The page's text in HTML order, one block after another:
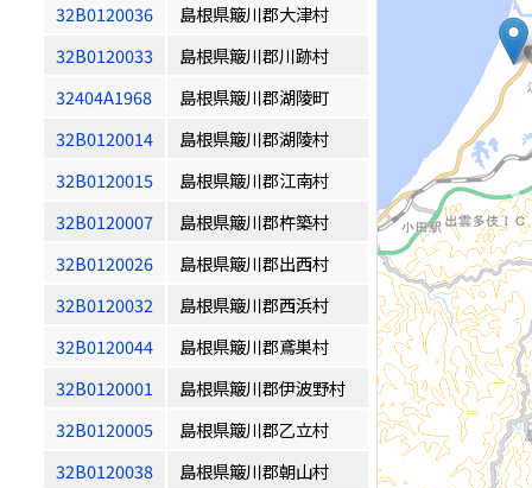
32B0120036
島根県簸川郡大津村
32B0120033
島根県簸川郡川跡村
32404A1968
島根県簸川郡湖陵町
32B0120014
島根県簸川郡湖陵村
32B0120015
島根県簸川郡江南村
32B0120007
島根県簸川郡杵築村
32B0120026
島根県簸川郡出西村
32B0120032
島根県簸川郡西浜村
32B0120044
島根県簸川郡鳶巣村
32B0120001
島根県簸川郡伊波野村
32B0120005
島根県簸川郡乙立村
32B0120038
島根県簸川郡朝山村